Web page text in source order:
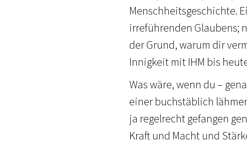
Menschheitsgeschichte.
irreführenden Glaubens;
der Grund, warum dir
Innigkeit mit IHM bis
Was wäre, wenn du –
einer buchstäblich
ja regelrecht gefangen
Kraft und Macht und